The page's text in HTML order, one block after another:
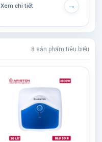
Xem chi tiết →
8 sản phẩm tiêu biểu